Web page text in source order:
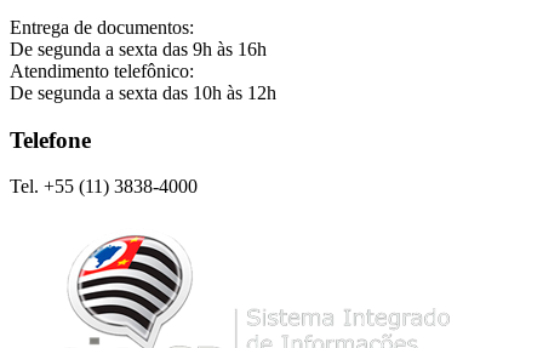
Entrega de documentos:
De segunda a sexta das 9h às 16h
Atendimento telefônico:
De segunda a sexta das 10h às 12h
Telefone
Tel. +55 (11) 3838-4000